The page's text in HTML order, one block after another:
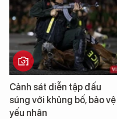
Cảnh sát diễn tập đấu
súng với khủng bố, bảo vệ
yếu nhân